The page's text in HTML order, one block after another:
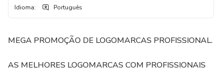
Idioma: Português
MEGA PROMOÇÃO DE LOGOMARCAS PROFISSIONAL.
AS MELHORES LOGOMARCAS COM PROFISSIONAIS